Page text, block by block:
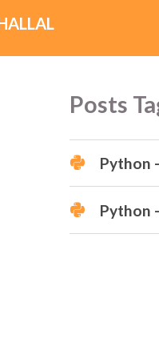
Posts
Python
Python